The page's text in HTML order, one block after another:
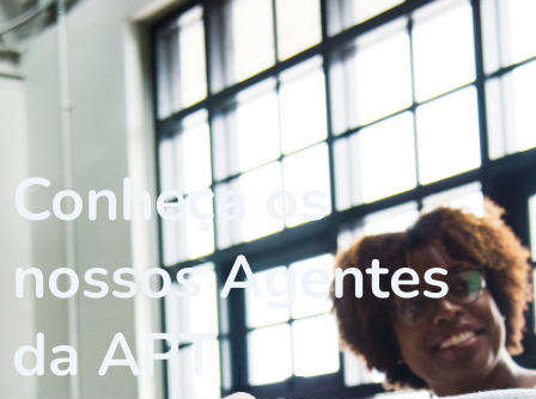
Conheça os
nossos Agentes
da APT